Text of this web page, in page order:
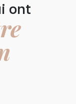
ont